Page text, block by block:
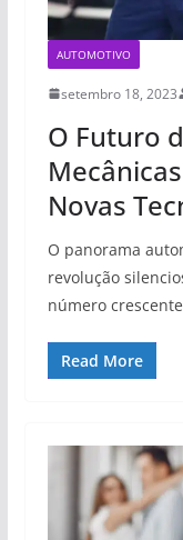
AUTOMOTIVO
setembro 18, 2023
O Futuro
Novas
O panorama
revolução
número
Read More